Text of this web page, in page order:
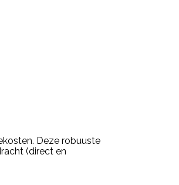
Deze robuuste
(direct en